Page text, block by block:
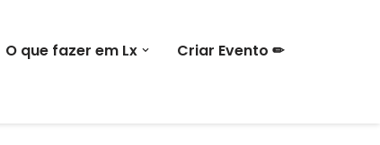
O que fazer em Lx
Criar Evento ✏